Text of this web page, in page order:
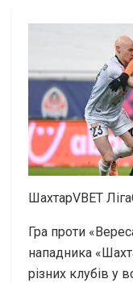
ШахтарVBET
Гра проти
нападника
різних клубів у